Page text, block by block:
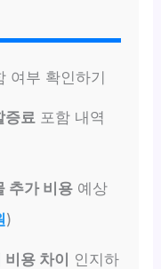
여부 확인하기
증료 포함 내역
추가 비용예상
)
비용 차이 인지하